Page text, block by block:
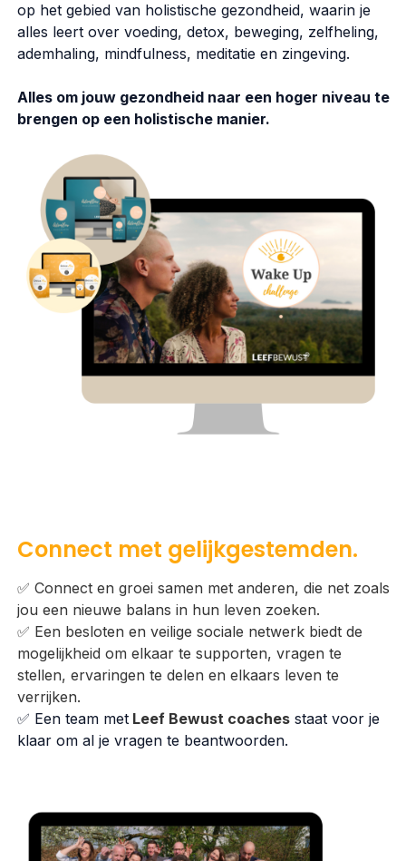
op het gebied van holistische gezondheid, waarin je
alles leert over voeding, detox, beweging, zelfheling,
ademhaling, mindfulness, meditatie en zingeving.
Alles om jouw gezondheid naar een hoger niveau te
brengen op een holistische manier.
Connect met gelijkgestemden.
✅ Connect en groei samen met anderen, die net zoals
jou een nieuwe balans in hun leven zoeken.
✅ Een besloten en veilige sociale netwerk biedt de
mogelijkheid om elkaar te supporten, vragen te
stellen, ervaringen te delen en elkaars leven te
verrijken.
✅ Een team met Leef Bewust coaches staat voor je
klaar om al je vragen te beantwoorden.